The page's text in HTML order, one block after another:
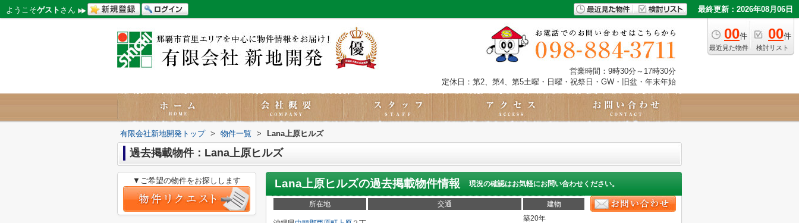
ようこそゲスト さん 最終更新：2026年08月06日
00件
最近見た物件
00件
検討リスト
営業時間：9時30分～17時30分
定休日：第2、第4、第5土曜・日曜・祝祭日・GW・旧盆・年末年始
有限会社新地開発トップ > 物件一覧 > Lana上原ヒルズ
過去掲載物件：Lana上原ヒルズ
Lana上原ヒルズの過去掲載物件情報 現況の確認はお気軽にお問い合わせください。
所在地 交通 建物
築20年
▼ご希望の物件をお探しします